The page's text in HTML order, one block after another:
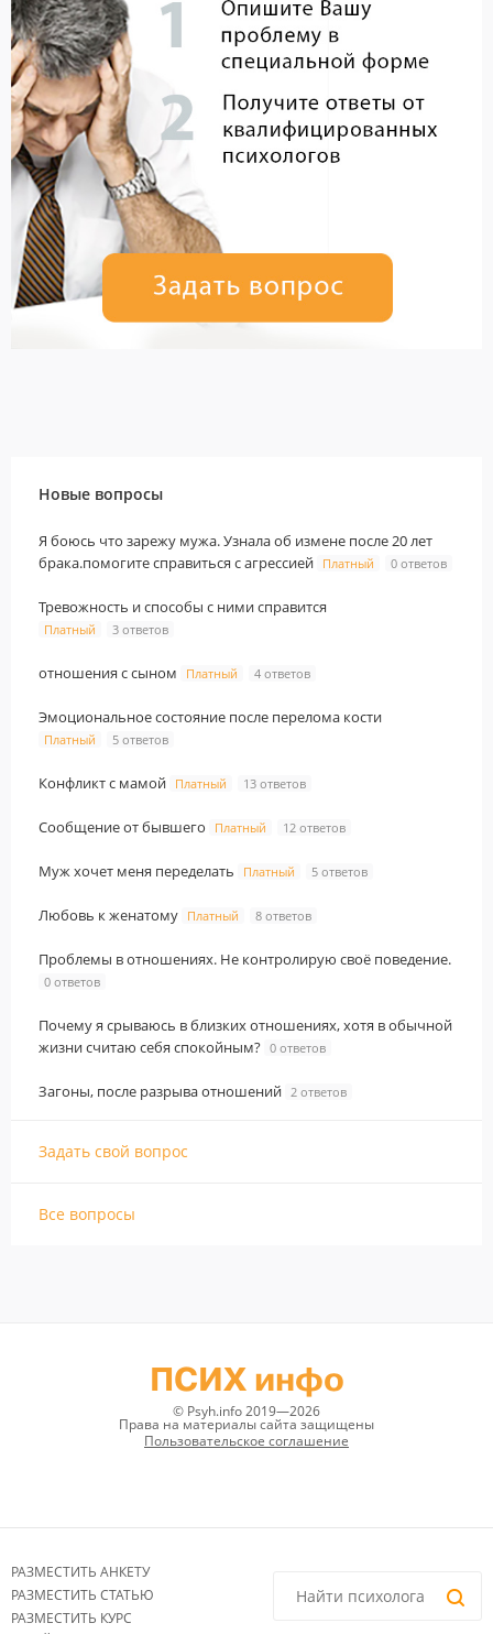
Новые вопросы
Я боюсь что зарежу мужа. Узнала об измене после 20 лет
брака.помогите справиться с агрессией Платный 0 ответов
Тревожность и способы с ними справится
Платный 3 ответов
отношения с сыном Платный 4 ответов
Эмоциональное состояние после перелома кости
Платный 5 ответов
Конфликт с мамой Платный 13 ответов
Сообщение от бывшего Платный 12 ответов
Муж хочет меня переделать Платный 5 ответов
Любовь к женатому Платный 8 ответов
Проблемы в отношениях. Не контролирую своё поведение.
0 ответов
Почему я срываюсь в близких отношениях, хотя в обычной
жизни считаю себя спокойным? 0 ответов
Загоны, после разрыва отношений 2 ответов
Задать свой вопрос
Все вопросы
ПСИХ инфо
© Psyh.info 2019—2026
Права на материалы сайта защищены
Пользовательское соглашение
РАЗМЕСТИТЬ АНКЕТУ
РАЗМЕСТИТЬ СТАТЬЮ
РАЗМЕСТИТЬ КУРС